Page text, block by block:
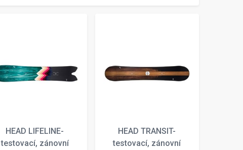
HEAD LIFELINE-
testovací, zánovní
HEAD TRANSIT-
testovací, zánovní